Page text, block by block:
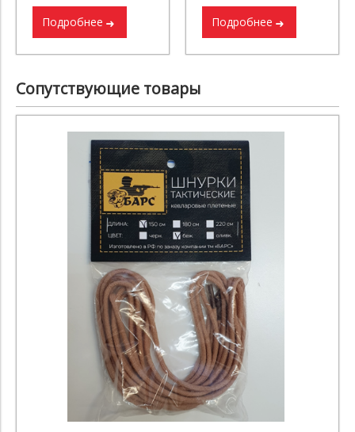
Подробнее Подробнее
Сопутствующие товары